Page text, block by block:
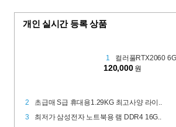
개인 실시간 등록 상품
1 컬러풀RTX2060
120,000 원
2
초급매 S급 휴대용1.29KG 최고사양 라이..
3
최저가 삼성전자 노트북용 램 DDR4 16G..